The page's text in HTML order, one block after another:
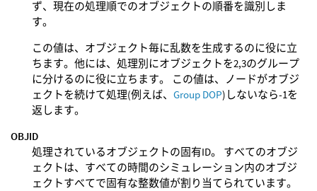
ず、現在の処理順でのオブジェクトの順番を識別しま
す。
この値は、オブジェクト毎に乱数を生成するのに役に立
ちます。他には、処理別にオブジェクトを2,3のグループ
に分けるのに役に立ちます。 この値は、ノードがオブジ
ェクトを続けて処理(例えば、 Group DOP)しないなら-1を
返します。
OBJID
処理されているオブジェクトの固有ID。 すべてのオブジ
ェクトは、すべての時間のシミュレーション内のオブジ
ェクトすべてで固有な整数値が割り当てられています。